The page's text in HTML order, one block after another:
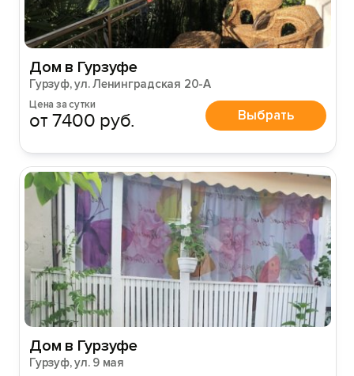
Дом в Гурзуфе
Гурзуф, ул. Ленинградская 20-A
Цена за сутки
от 7400 руб. Выбрать
Дом в Гурзуфе
Гурзуф, ул. 9 мая